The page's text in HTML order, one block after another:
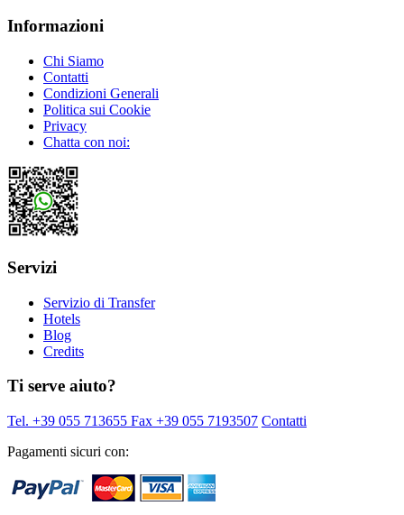
Informazioni
Chi Siamo
Contatti
Condizioni Generali
Politica sui Cookie
Privacy
Chatta con noi:
Servizi
Servizio di Transfer
Hotels
Blog
Credits
Ti serve aiuto?
Tel. +39 055 713655 Fax +39 055 7193507 Contatti
Pagamenti sicuri con: